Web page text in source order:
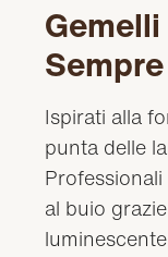
Ispirati alla
punta delle
al buio